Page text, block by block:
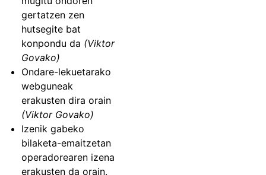
gertatzen zen
hutsegite bat
konpondu da (Viktor
Govako)
Ondare-lekuetarako
webguneak
erakusten dira orain
(Viktor Govako)
Izenik gabeko
bilaketa-emaitzetan
operadorearen izena
erakusten da orain.